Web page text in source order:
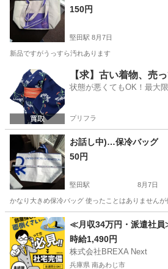
150円
堅田駅 8月7日
新品ですがうっすら汚れあります
滋賀 大津市 堅田駅 その他 汚れ
【求】古い着物、売
状態が悪くてもOK！最大
プリフラ
お話し中)…保冷バッグ
50円
堅田駅 8月7日
かなり大きめ保冷バッグ 使ったことはありません
滋賀 大津市 堅田駅 その他 かなり
≪月収34万円・派遣社
時給1,490円
株式会社BREXA Next
兵庫県 南あわじ市